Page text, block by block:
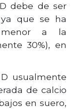
debe de ser
que se ha
menor a la
30%), en
usualmente
de calcio
en suero,